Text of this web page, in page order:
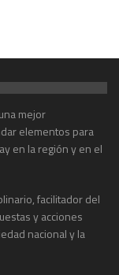
mejor
elementos para
en la región y en el
facilitador del
y acciones
nacional y la